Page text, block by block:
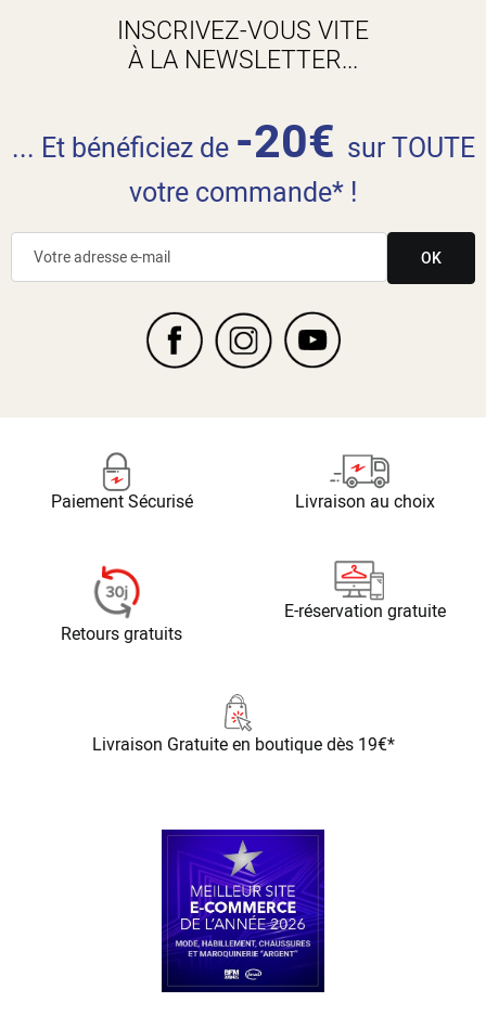
INSCRIVEZ-VOUS VITE
À LA NEWSLETTER...
... Et bénéficiez de -20€ sur TOUTE
votre commande* !
OK
Paiement Sécurisé Livraison au choix
Retours gratuits
E-réservation gratuite
Livraison Gratuiteen boutique dès 19€*